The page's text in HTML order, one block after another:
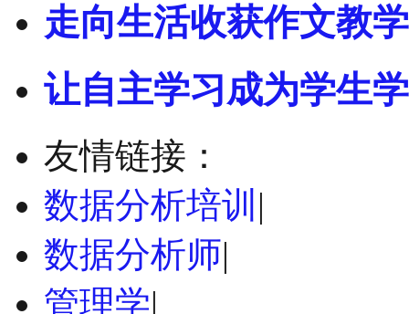
走向生活收获作文教
让自主学习成为学生
友情链接：
数据分析培训 |
数据分析师|
管理学|